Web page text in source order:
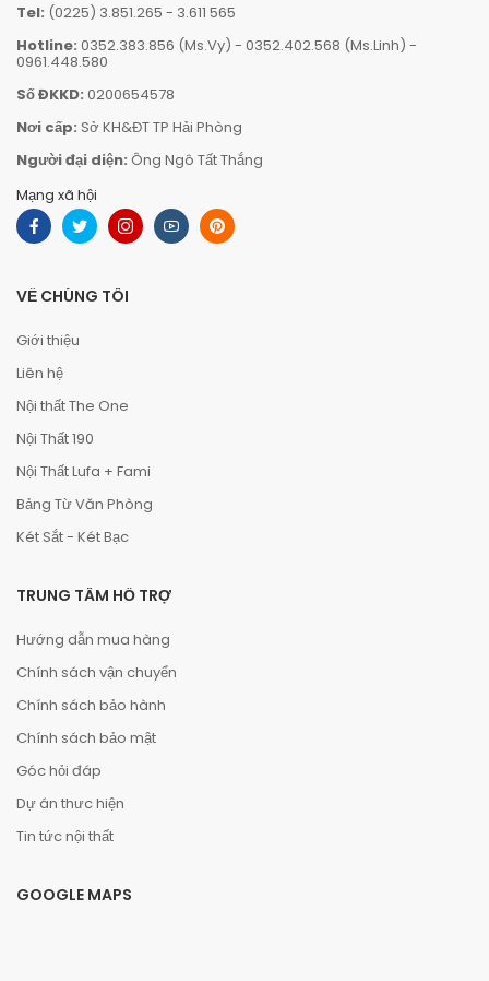
Tel: (0225) 3.851.265 - 3.611 565
Hotline: 0352.383.856 (Ms.Vy) - 0352.402.568 (Ms.Linh) -
0961.448.580
Số ĐKKD: 0200654578
Nơi cấp: Sở KH&ĐT TP Hải Phòng
Người đại diện: Ông Ngô Tất Thắng
Mạng xã hội
VỀ CHÚNG TÔI
Giới thiệu
Liên hệ
Nội thất The One
Nội Thất 190
Nội Thất Lufa + Fami
Bảng Từ Văn Phòng
Két Sắt - Két Bạc
TRUNG TÂM HỖ TRỢ
Hướng dẫn mua hàng
Chính sách vận chuyển
Chính sách bảo hành
Chính sách bảo mật
Góc hỏi đáp
Dự án thưc hiện
Tin tức nội thất
GOOGLE MAPS